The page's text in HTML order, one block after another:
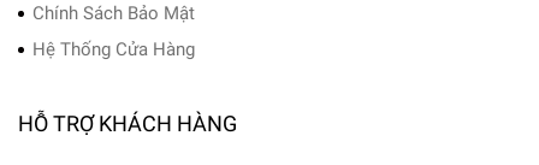
Chính Sách Bảo Mật
Hệ Thống Cửa Hàng
HỖ TRỢ KHÁCH HÀNG